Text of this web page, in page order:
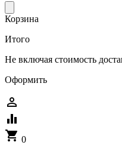
Корзина
Итого
Не включая стоимость
Оформить
person_outline
equalizer
shopping_cart 0